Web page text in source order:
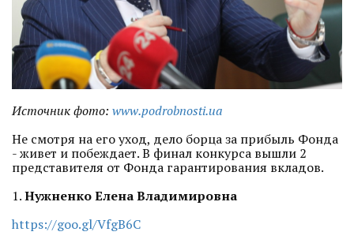
Источник фото: www.podrobnosti.ua
Не смотря на его уход, дело борца за прибыль Фонда
- живет и побеждает. В финал конкурса вышли 2
представителя от Фонда гарантирования вкладов.
1.Нужненко Елена Владимировна
https://goo.gl/VfgB6C